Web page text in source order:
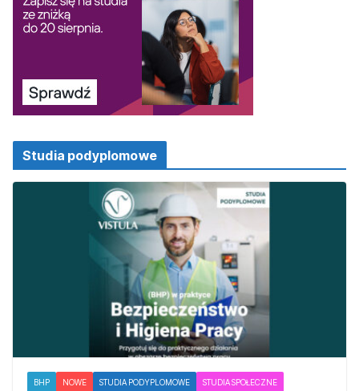
Studia podyplomowe
BHP NOWE STUDIA PODYPLOMOWE STUDIA SPOŁECZNE